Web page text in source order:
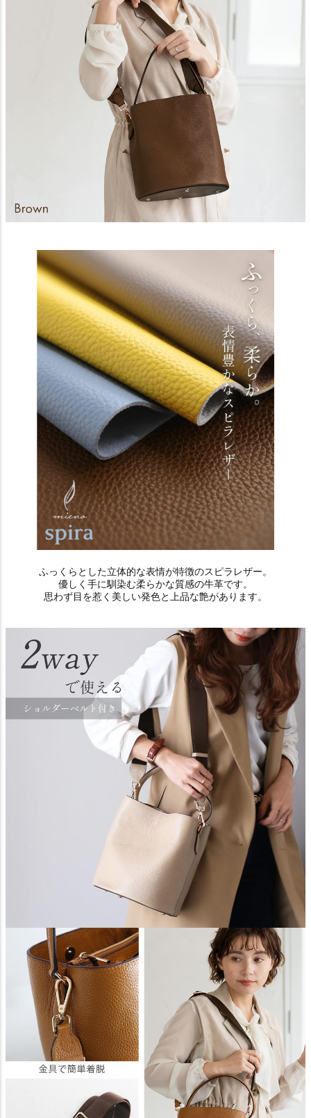
ふっくらとした立体的な表情が特徴のスピラレザー。
優しく手に馴染む柔らかな質感の牛革です。
思わず目を惹く美しい発色と上品な艶があります。